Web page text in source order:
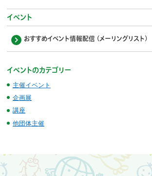
イベント
おすすめイベント情報配信 (メーリングリスト)
イベントのカテゴリー
主催イベント
企画展
講座
他団体主催